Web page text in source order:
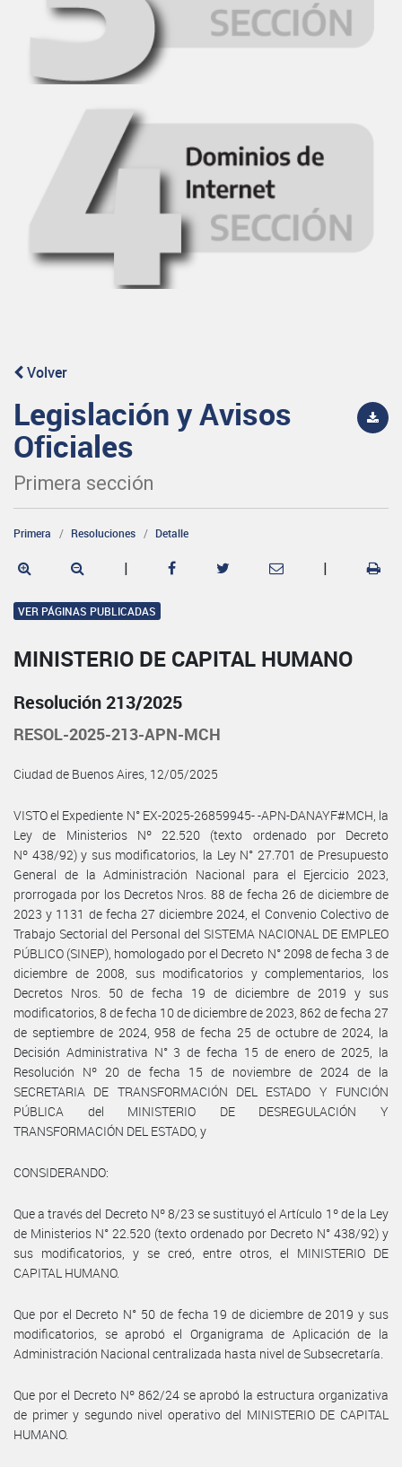
Volver
Legislación y Avisos
Oficiales
Primera sección
Primera Resoluciones Detalle
| |
VER PÁGINAS PUBLICADAS
MINISTERIO DE CAPITAL HUMANO
Resolución 213/2025
RESOL-2025-213-APN-MCH
Ciudad de Buenos Aires, 12/05/2025
VISTO el Expediente N° EX-2025-26859945- -APN-DANAYF#MCH, la
Ley de Ministerios Nº 22.520 (texto ordenado por Decreto
Nº 438/92) y sus modificatorios, la Ley N° 27.701 de Presupuesto
General de la Administración Nacional para el Ejercicio 2023,
prorrogada por los Decretos Nros. 88 de fecha 26 de diciembre de
2023 y 1131 de fecha 27 diciembre 2024, el Convenio Colectivo de
Trabajo Sectorial del Personal del SISTEMA NACIONAL DE EMPLEO
PÚBLICO (SINEP), homologado por el Decreto N° 2098 de fecha 3 de
diciembre de 2008, sus modificatorios y complementarios, los
Decretos Nros. 50 de fecha 19 de diciembre de 2019 y sus
modificatorios, 8 de fecha 10 de diciembre de 2023, 862 de fecha 27
de septiembre de 2024, 958 de fecha 25 de octubre de 2024, la
Decisión Administrativa N° 3 de fecha 15 de enero de 2025, la
Resolución Nº 20 de fecha 15 de noviembre de 2024 de la
SECRETARIA DE TRANSFORMACIÓN DEL ESTADO Y FUNCIÓN
PÚBLICA del MINISTERIO DE DESREGULACIÓN Y
TRANSFORMACIÓN DEL ESTADO, y
CONSIDERANDO:
Que a través del Decreto Nº 8/23 se sustituyó el Artículo 1º de la Ley
de Ministerios N° 22.520 (texto ordenado por Decreto N° 438/92) y
sus modificatorios, y se creó, entre otros, el MINISTERIO DE
CAPITAL HUMANO.
Que por el Decreto N° 50 de fecha 19 de diciembre de 2019 y sus
modificatorios, se aprobó el Organigrama de Aplicación de la
Administración Nacional centralizada hasta nivel de Subsecretaría.
Que por el Decreto Nº 862/24 se aprobó la estructura organizativa
de primer y segundo nivel operativo del MINISTERIO DE CAPITAL
HUMANO.